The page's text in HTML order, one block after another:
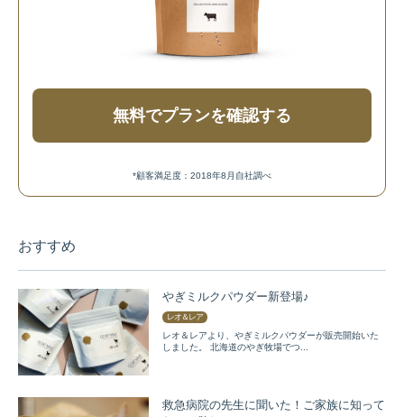
無料でプランを確認する
*顧客満足度：2018年8月自社調べ
おすすめ
やぎミルクパウダー新登場♪
レオ＆レア
レオ＆レアより、やぎミルクパウダーが販売開始いた
しました。 北海道のやぎ牧場でつ...
救急病院の先生に聞いた！ご家族に知って